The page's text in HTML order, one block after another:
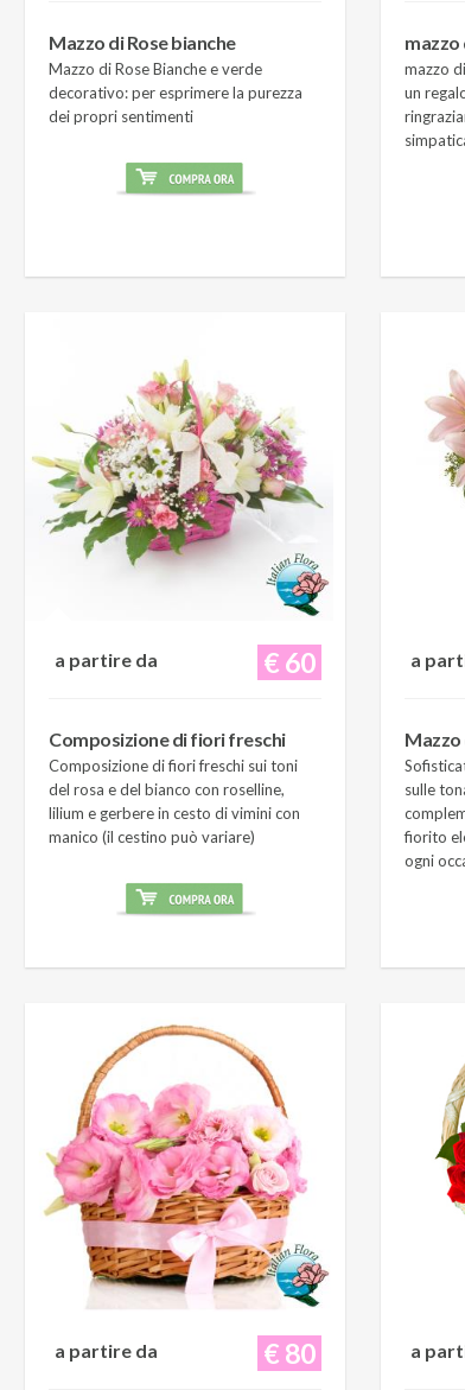
Mazzo di Rose bianche
Mazzo di Rose Bianche e verde
decorativo: per esprimere la purezza
dei propri sentimenti
mazzo
un
€ 60
a partire da
Composizione di fiori freschi
Composizione di fiori freschi sui toni
del rosa e del bianco con roselline,
lilium e gerbere in cesto di vimini con
manico (il cestino può variare)
a
Mazzo
sulle
fiorito
ogni
€ 80
a partire da a